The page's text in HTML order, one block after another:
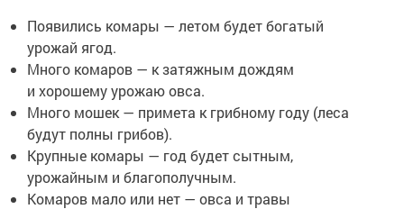
Появились комары — летом будет богатый
урожай ягод.
Много комаров — к затяжным дождям
и хорошему урожаю овса.
Много мошек — примета к грибному году (леса
будут полны грибов).
Крупные комары — год будет сытным,
урожайным и благополучным.
Комаров мало или нет — овса и травы